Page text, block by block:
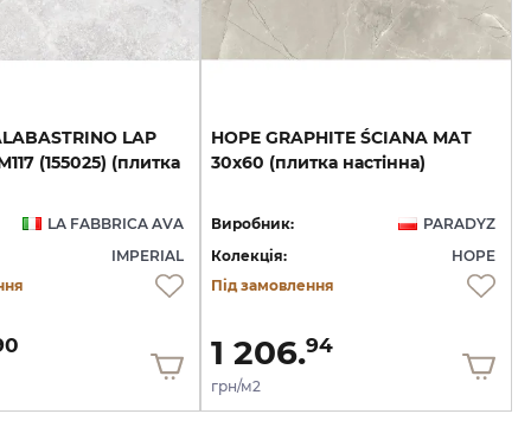
LAP
(155025) (плитка
LA FABBRICA AVA
IMPERIAL
HOPE GRAPHITE ŚCIANA MAT
30х60 (плитка настінна)
Виробник:
PARADYZ
Колекція:
HOPE
Під замовлення
1 206.94
грн/м2